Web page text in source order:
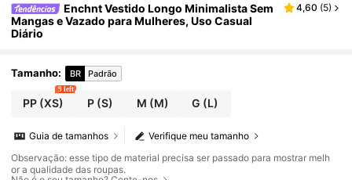
Enchnt Vestido Longo Minimalista Sem
Mangas e Vazado para Mulheres, Uso Casual
Diário
4,60 (5)
Tamanho: BR Padrão
PP(XS)
9 left
P(S) M (M) G (L)
Verifique meu tamanho
Guia de tamanhos
Observação: esse tipo de material precisa ser passado para mostrar melh
or a qualidade das roupas.